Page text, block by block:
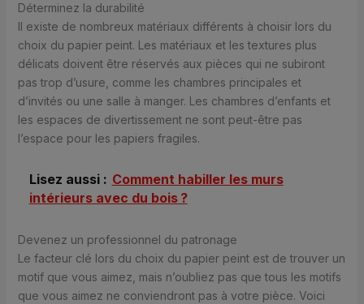
Déterminez la durabilité
Il existe de nombreux matériaux différents à choisir lors du
choix du papier peint. Les matériaux et les textures plus
délicats doivent être réservés aux pièces qui ne subiront
pas trop d’usure, comme les chambres principales et
d’invités ou une salle à manger. Les chambres d’enfants et
les espaces de divertissement ne sont peut-être pas
l’espace pour les papiers fragiles.
Lisez aussi : Comment habiller les murs
intérieurs avec du bois ?
Devenez un professionnel du patronage
Le facteur clé lors du choix du papier peint est de trouver un
motif que vous aimez, mais n’oubliez pas que tous les motifs
que vous aimez ne conviendront pas à votre pièce. Voici